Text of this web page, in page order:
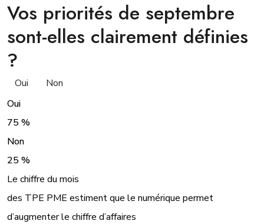
Vos priorités de septembre
sont-elles clairement définies
?
Oui
Non
Oui
75 %
Non
25 %
Le chiffre du mois
des TPE PME estiment que le numérique permet
d’augmenter le chiffre d’affaires